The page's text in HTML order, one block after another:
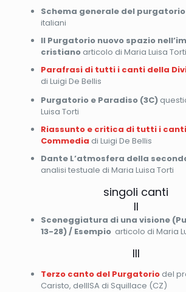
Schema generale del purgatorio
italiani
Il Purgatorio nuovo spazio
cristiano articolo di Maria Luisa Torti
Parafrasi di tutti i canti della
di Luigi De Bellis
Purgatorio e Paradiso (3C)
Luisa Torti
Riassunto e critica di tutti i
Commedia di Luigi De Bellis
Dante L’atmosfera della
analisi testuale di Maria Luisa Torti
singoli canti
II
Sceneggiatura di una visione
13-28) / Esempio articolo di Maria
III
Terzo canto del Purgatoriodel
Caristo, dellISA di Squillace (CZ)